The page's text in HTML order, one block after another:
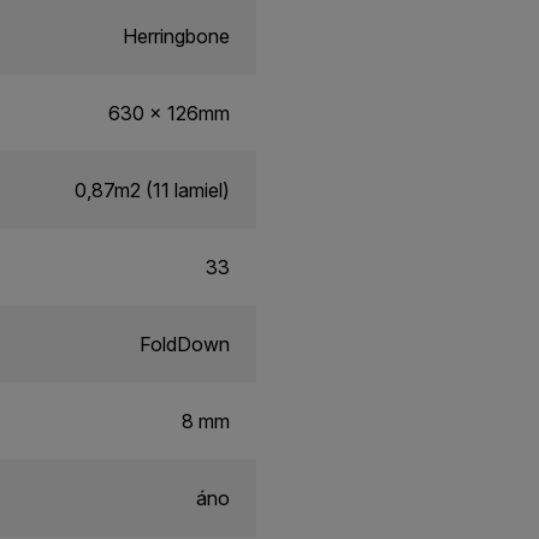
Herringbone
630 x 126mm
0,87m2 (11 lamiel)
33
FoldDown
8 mm
áno